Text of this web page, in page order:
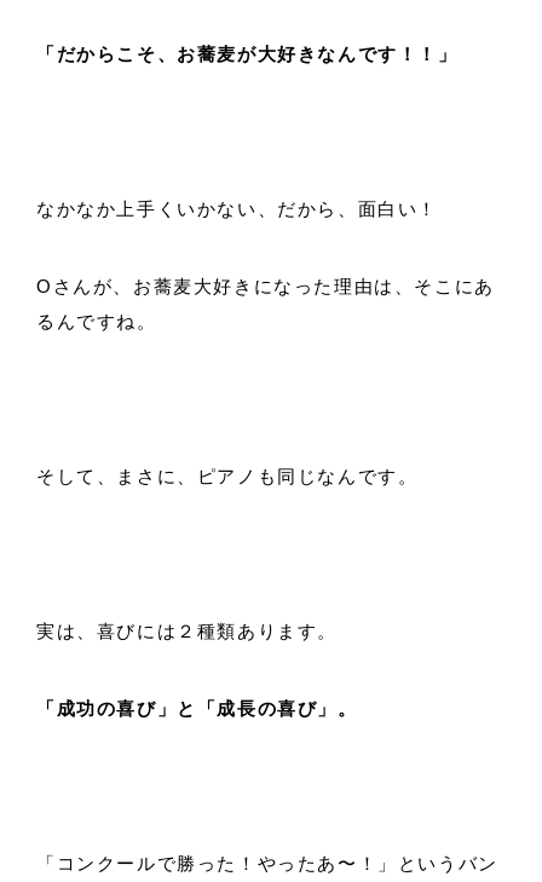
「だからこそ、お蕎麦が大好きなんです！！」
なかなか上手くいかない、だから、面白い！
Oさんが、お蕎麦大好きになった理由は、そこにあ
るんですね。
そして、まさに、ピアノも同じなんです。
実は、喜びには２種類あります。
「成功の喜び」と「成長の喜び」。
「コンクールで勝った！やったあ〜！」というバン